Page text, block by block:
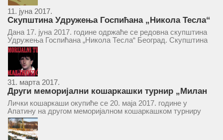
11. јуна 2017.
Скупштина Удружења Госпићана „Никола Тесла“
у суботу 17. јуна 2017.
Дана 17. јуна 2017. године одржаће се редовна скупштина
Удружења Госпићана „Никола Тесла“ Београд. Скупштина
ће се одржати у простору ресторана „Тесла“, Савски трг бр.
9 Београд, у 11 часова. За Скупштину је предложен...
31. марта 2017.
Други меморијални кошаркашки турнир „Милан
Маљковић Маљак“ у Апатину 20. маја 2017.
Лички кошаркаши окупиће се 20. маја 2017. године у
Апатину на другом меморијалном кошаркашком турниру
„Милан Маљковић Маљак“. Као и прошле године,
учествоваће екипе Госпића, Личког Осика, Плашког, као и
комбинована екипа кошаркаша из...